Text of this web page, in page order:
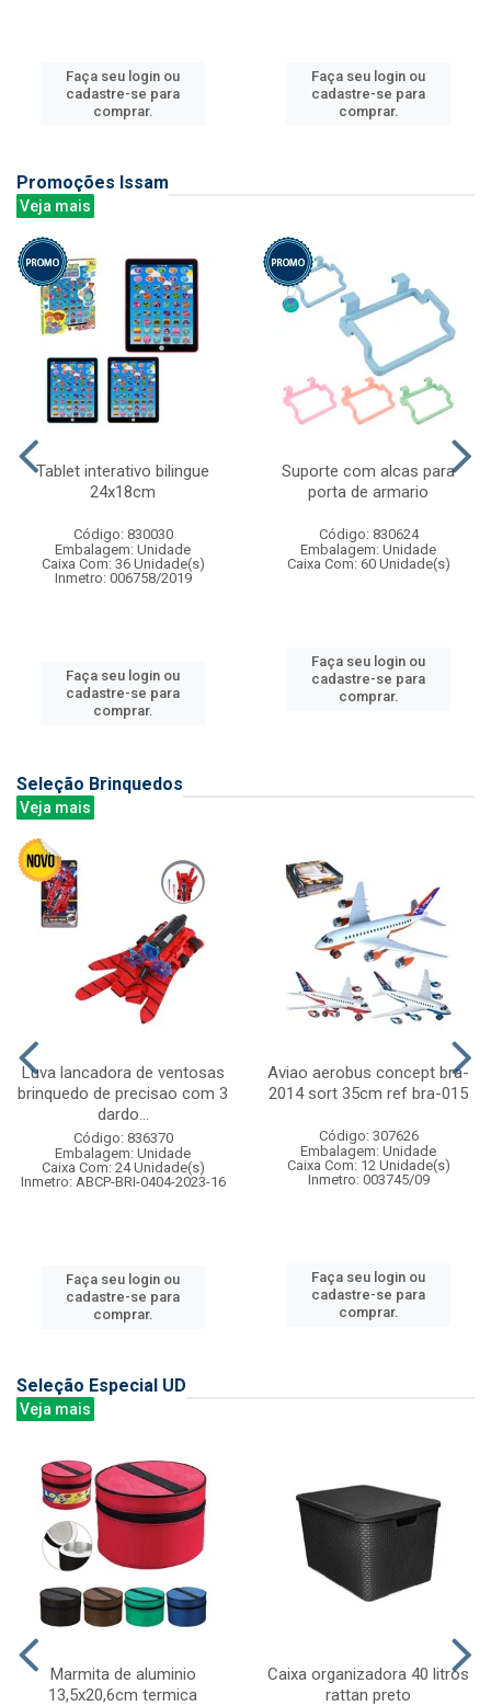
Faça seu login ou
cadastre-se para
comprar.
Faça seu login ou
cadastre-se para
comprar.
Promoções Issam
Veja mais
Tablet interativo bilingue
24x18cm
Código: 830030
Embalagem: Unidade
Caixa Com: 36 Unidade(s)
Inmetro: 006758/2019
Faça seu login ou
cadastre-se para
comprar.
Suporte com alcas para
porta de armario
Código: 830624
Embalagem: Unidade
Caixa Com: 60 Unidade(s)
Faça seu login ou
cadastre-se para
comprar.
Seleção Brinquedos
Veja mais
Luva lancadora de ventosas
brinquedo de precisao com 3
dardo...
Código: 836370
Embalagem: Unidade
Caixa Com: 24 Unidade(s)
Inmetro: ABCP-BRI-0404-2023-16
Faça seu login ou
cadastre-se para
comprar.
Aviao aerobus concept bra-
2014 sort 35cm ref bra-015
Código: 307626
Embalagem: Unidade
Caixa Com: 12 Unidade(s)
Inmetro: 003745/09
Faça seu login ou
cadastre-se para
comprar.
Seleção Especial UD
Veja mais
Marmita de aluminio
13,5x20,6cm termica
Caixa organizadora 40 litros
rattan preto